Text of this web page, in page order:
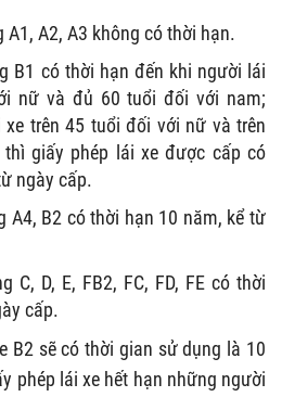
A1, A2, A3 không có thời hạn.
B1 có thời hạn đến khi người lái
nữ và đủ 60 tuổi đối với nam;
trên 45 tuổi đối với nữ và trên
giấy phép lái xe được cấp có
ngày cấp.
A4, B2 có thời hạn 10 năm, kể từ
C, D, E, FB2, FC, FD, FE có thời
cấp.
B2 sẽ có thời gian sử dụng là 10
phép lái xe hết hạn những người